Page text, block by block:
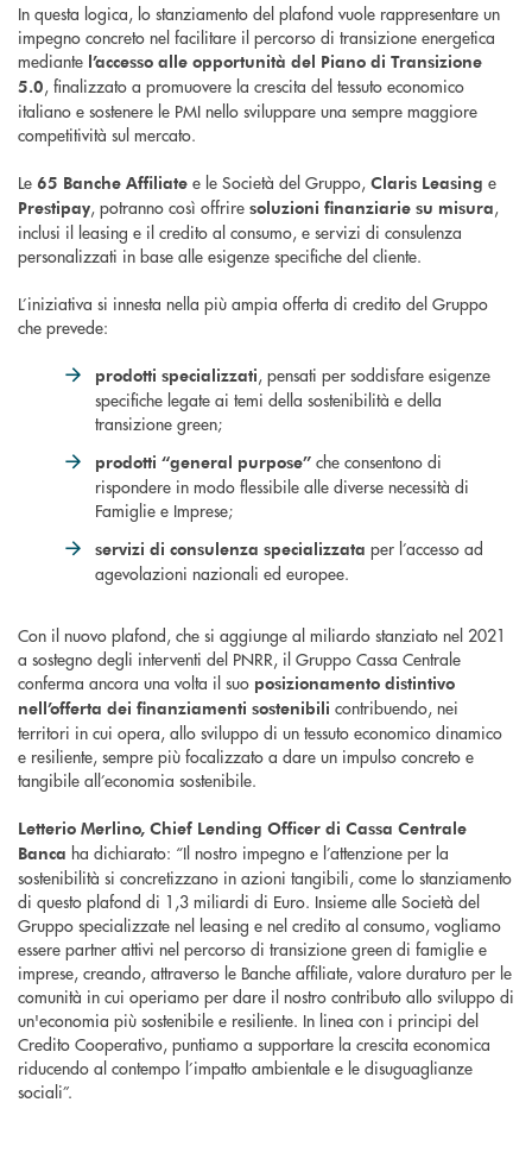
In questa logica, lo stanziamento del plafond vuole rappresentare un
impegno concreto nel facilitare il percorso di transizione energetica
mediante l’accesso alle opportunità del Piano di Transizione
5.0, finalizzato a promuovere la crescita del tessuto economico
italiano e sostenere le PMI nello sviluppare una sempre maggiore
competitività sul mercato.
Le 65 Banche Affiliate e le Società del Gruppo, Claris Leasing e
Prestipay, potranno così offrire soluzioni finanziarie su misura,
inclusi il leasing e il credito al consumo, e servizi di consulenza
personalizzati in base alle esigenze specifiche del cliente.
L’iniziativa si innesta nella più ampia offerta di credito del Gruppo
che prevede:
prodotti specializzati, pensati per soddisfare esigenze
specifiche legate ai temi della sostenibilità e della
transizione green;
prodotti “general purpose” che consentono di
rispondere in modo flessibile alle diverse necessità di
Famiglie e Imprese;
servizi di consulenza specializzata per l’accesso ad
agevolazioni nazionali ed europee.
Con il nuovo plafond, che si aggiunge al miliardo stanziato nel 2021
a sostegno degli interventi del PNRR, il Gruppo Cassa Centrale
conferma ancora una volta il suo posizionamento distintivo
nell’offerta dei finanziamenti sostenibili contribuendo, nei
territori in cui opera, allo sviluppo di un tessuto economico dinamico
e resiliente, sempre più focalizzato a dare un impulso concreto e
tangibile all’economia sostenibile.
Letterio Merlino, Chief Lending Officer di Cassa Centrale
Banca ha dichiarato: “Il nostro impegno e l’attenzione per la
sostenibilità si concretizzano in azioni tangibili, come lo stanziamento
di questo plafond di 1,3 miliardi di Euro. Insieme alle Società del
Gruppo specializzate nel leasing e nel credito al consumo, vogliamo
essere partner attivi nel percorso di transizione green di famiglie e
imprese, creando, attraverso le Banche affiliate, valore duraturo per le
comunità in cui operiamo per dare il nostro contributo allo sviluppo di
un'economia più sostenibile e resiliente. In linea con i principi del
Credito Cooperativo, puntiamo a supportare la crescita economica
riducendo al contempo l’impatto ambientale e le disuguaglianze
sociali”.